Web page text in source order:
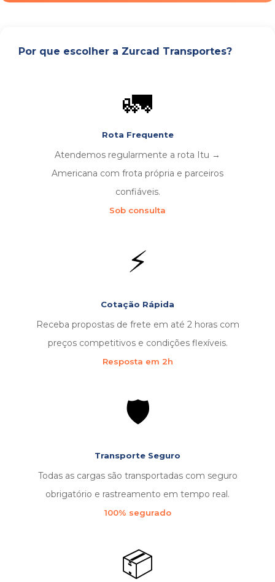
Por que escolher a Zurcad Transportes?
🚛
Rota Frequente
Atendemos regularmente a rota Itu →
Americana com frota própria e parceiros
confiáveis.
Sob consulta
⚡
Cotação Rápida
Receba propostas de frete em até 2 horas com
preços competitivos e condições flexíveis.
Resposta em 2h
🛡️
Transporte Seguro
Todas as cargas são transportadas com seguro
obrigatório e rastreamento em tempo real.
100% segurado
📦